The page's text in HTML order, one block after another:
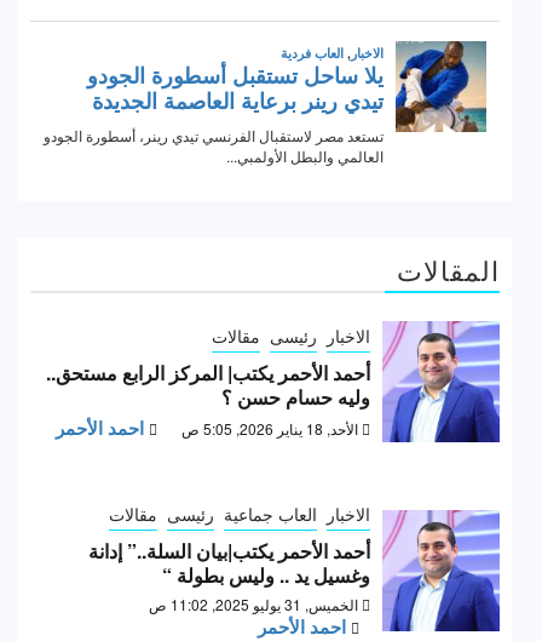
المقالات
الاخبار رئيسى مقالات
أحمد الأحمر يكتب| المركز الرابع مستحق..
وليه حسام حسن ؟
الأحد, 18 يناير 2026, 5:05 ص احمد الأحمر
الاخبار العاب جماعية رئيسى مقالات
أحمد الأحمر يكتب|بيان السلة..” إدانة
وغسيل يد .. وليس بطولة “
الخميس, 31 يوليو 2025, 11:02 ص
احمد الأحمر